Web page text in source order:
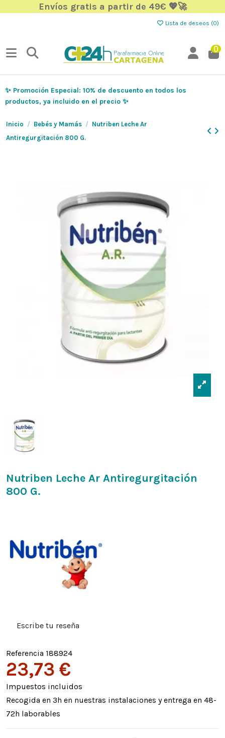
Envíos gratis a partir de 49€ 💖🚀
Lista de deseos (0)
0
✨ Promoción Especial: 10% de descuento en todos los
productos, ya incluido en el precio ✨
Inicio Bebés y Mamás
Nutriben Leche Ar
Antiregurgitación 800 G.
Nutriben Leche Ar Antiregurgitación
800 G.
Escribe tu reseña
Referencia 188924
23,73 €
Impuestos incluidos
Recogida en 3h en nuestras instalaciones y entrega en 48-
72h laborables